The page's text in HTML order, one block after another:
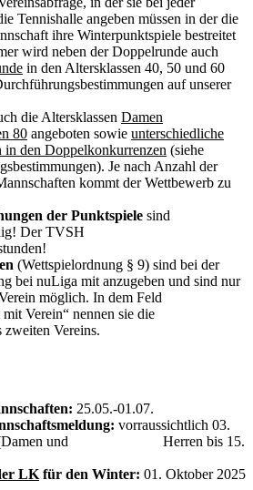
Tennishalle angeben müssen in der die
ihre Winterpunktspiele bestreitet
wird neben der Doppelrunde auch
in den Altersklassen 40, 50 und 60
auf unserer
die Altersklassen Damen
80 angeboten sowie unterschiedliche
in den Doppelkonkurrenzen (siehe
Je nach Anzahl der
kommt der Wettbewerb zu
der Punktspiele sind
Der TVSH
(Wettspielordnung § 9) sind bei der
bei nuLiga mit anzugeben und sind nur
möglich. In dem Feld
Verein“ nennen sie die
zweiten Vereins.
25.05.-01.07.
vorraussichtlich 03.
(Damen und Herren bis 15.
LK für den Winter: 01. Oktober 2025